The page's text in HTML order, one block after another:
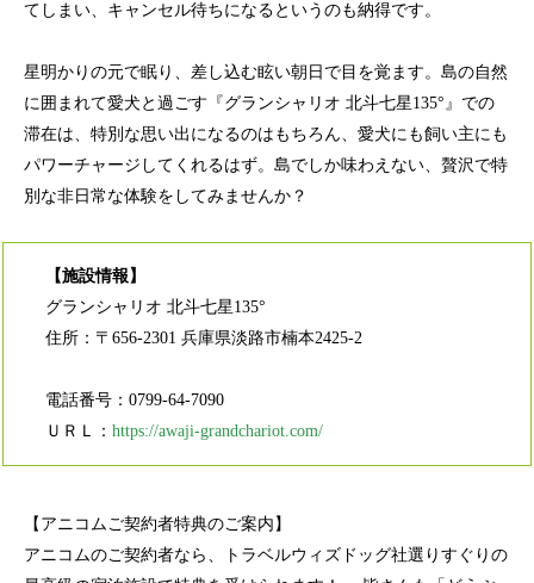
てしまい、キャンセル待ちになるというのも納得です。
星明かりの元で眠り、差し込む眩い朝日で目を覚ます。島の自然
に囲まれて愛犬と過ごす『グランシャリオ 北斗七星135°』での
滞在は、特別な思い出になるのはもちろん、愛犬にも飼い主にも
パワーチャージしてくれるはず。島でしか味わえない、贅沢で特
別な非日常な体験をしてみませんか？
【施設情報】
グランシャリオ 北斗七星135°
住所：〒656-2301 兵庫県淡路市楠本2425-2
電話番号：0799-64-7090
ＵＲＬ： https://awaji-grandchariot.com/
【アニコムご契約者特典のご案内】
アニコムのご契約者なら、トラベルウィズドッグ社選りすぐりの